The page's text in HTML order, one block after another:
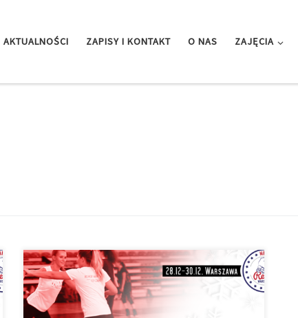
AKTUALNOŚCI ZAPISY I KONTAKT O NAS ZAJĘCIA